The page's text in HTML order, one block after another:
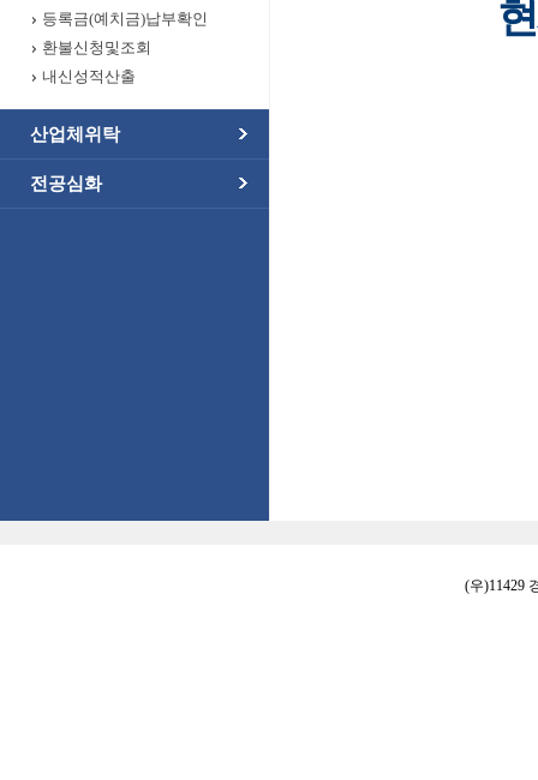
등록금(예치금)납부확인
환불신청및조회
내신성적산출
산업체위탁
전공심화
(우)11429